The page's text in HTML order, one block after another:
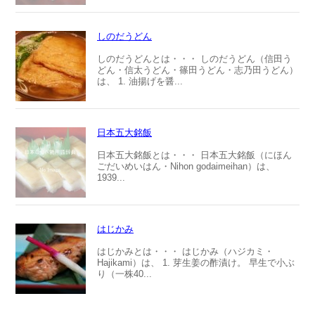
しのだうどん
しのだうどんとは・・・ しのだうどん（信田う
どん・信太うどん・篠田うどん・志乃田うどん）
は、 1. 油揚げを醤...
日本五大銘飯
日本五大銘飯とは・・・ 日本五大銘飯（にほん
ごだいめいはん・Nihon godaimeihan）は、
1939...
はじかみ
はじかみとは・・・ はじかみ（ハジカミ・
Hajikami）は、 1. 芽生姜の酢漬け。 早生で小ぶ
り（一株40...